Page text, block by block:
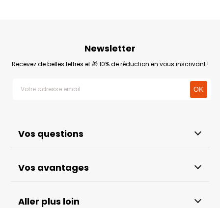
Vos questions
Vos avantages
Aller plus loin
Newsletter
Recevez de belles lettres et 🎁 10% de réduction en vous inscrivant !